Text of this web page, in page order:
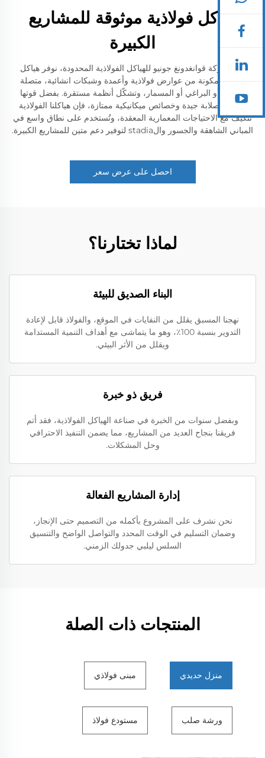
هياكل فولاذية موثوقة للمشاريع
الكبيرة
نحن شركة قوانغدونغ جونيو للهياكل الفولاذية المحدودة، نوفر هياكل
فولاذية مكونة من عوارض فولاذية وأعمدة وشبكات انشائية، متصلة
باللحام أو البراغي أو المسمار، وتشكّل أنظمة مستقرة. بفضل قوتها
العالية وصلابة جيدة وخصائص ميكانيكية ممتازة، فإن هياكلنا الفولاذية
تتكيف مع الاحتياجات المعمارية المعقدة، وتُستخدم على نطاق واسع في
المباني الشاهقة والجسور والstadia لتوفير دعم متين للمشاريع الكبيرة.
احصل على عرض سعر
لماذا تختارنا؟
البناء الصديق للبيئة
نهجنا المسبق يقلل من النفايات في الموقع، والفولاذ قابل لإعادة
التدوير بنسبة 100٪، وهو ما يتماشى مع أهداف التنمية المستدامة
ويقلل من الأثر البيئي.
فريق ذو خبرة
وبفضل سنوات من الخبرة في صناعة الهياكل الفولاذية، فقد أتم
فريقنا بنجاح العديد من المشاريع، مما يضمن التنفيذ الاحترافي
وحل المشكلات.
إدارة المشاريع الفعالة
نحن نشرف على المشروع بأكمله من التصميم حتى الإنجاز،
وضمان التسليم في الوقت المحدد والتواصل الواضح والتنسيق
السلس ليلبي جدولك الزمني.
المنتجات ذات الصلة
منزل حديدي مبنى فولاذي
ورشة صلب مستودع فولاذ